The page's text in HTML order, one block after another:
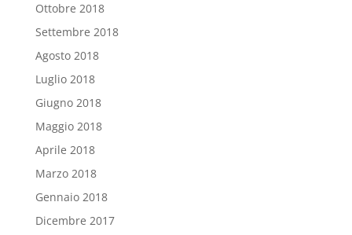
Ottobre 2018
Settembre 2018
Agosto 2018
Luglio 2018
Giugno 2018
Maggio 2018
Aprile 2018
Marzo 2018
Gennaio 2018
Dicembre 2017